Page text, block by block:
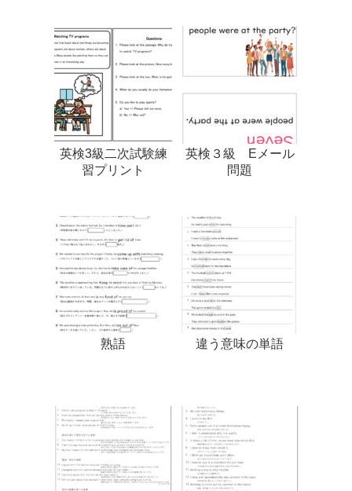
英検3級二次試験練
習プリント
英検３級 Eメール
問題
熟語 違う意味の単語